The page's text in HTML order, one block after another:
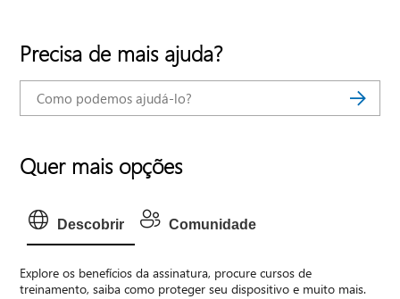
Precisa de mais ajuda?
Quer mais opções
Descobrir Comunidade
Explore os benefícios da assinatura, procure cursos de
treinamento, saiba como proteger seu dispositivo e muito mais.